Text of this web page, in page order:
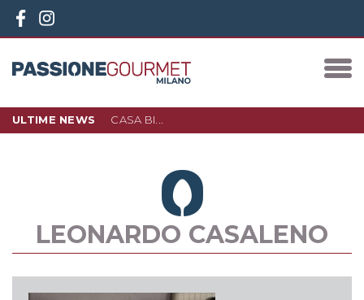
ULTIME NEWS
CASA BI...
10 DICEMBRE 2023
LEONARDO CASALENO